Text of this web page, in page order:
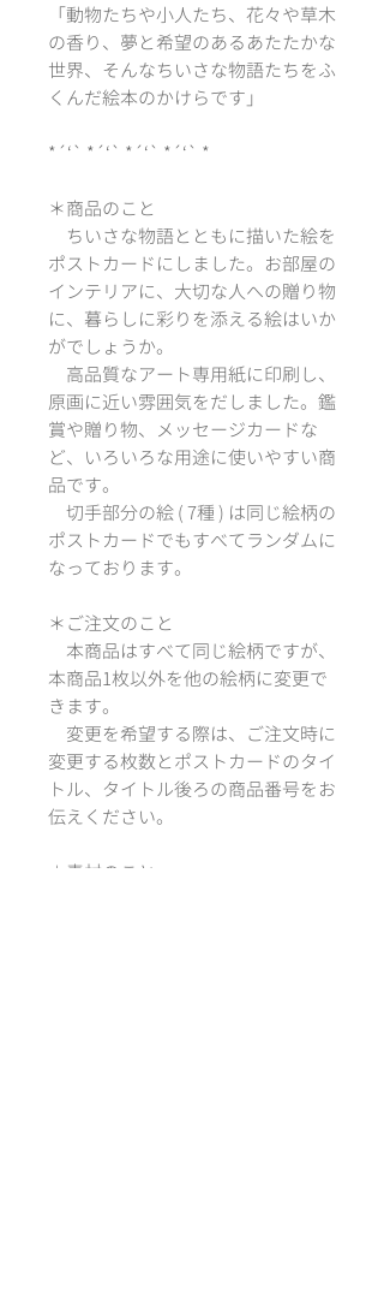
「動物たちや小人たち、花々や草木
の香り、夢と希望のあるあたたかな
世界、そんなちいさな物語たちをふ
くんだ絵本のかけらです」
*´‘` *´‘` *´‘` *´‘` *
＊商品のこと
ちいさな物語とともに描いた絵を
ポストカードにしました。お部屋の
インテリアに、大切な人への贈り物
に、暮らしに彩りを添える絵はいか
がでしょうか。
高品質なアート専用紙に印刷し、
原画に近い雰囲気をだしました。鑑
賞や贈り物、メッセージカードな
ど、いろいろな用途に使いやすい商
品です。
切手部分の絵 ( 7種 ) は同じ絵柄の
ポストカードでもすべてランダムに
なっております。
＊ご注文のこと
本商品はすべて同じ絵柄ですが、
本商品1枚以外を他の絵柄に変更で
きます。
変更を希望する際は、ご注文時に
変更する枚数とポストカードのタイ
トル、タイトル後ろの商品番号をお
伝えください。
＊素材のこと